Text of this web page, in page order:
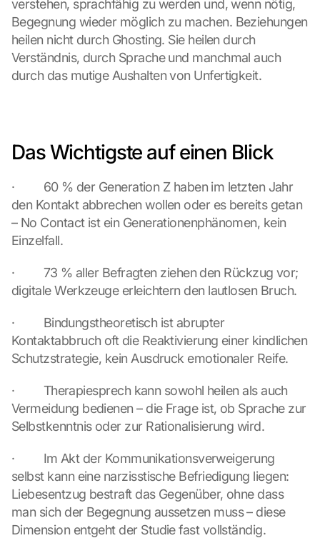
verstehen, sprachfähig zu werden und, wenn nötig,
Begegnung wieder möglich zu machen. Beziehungen
heilen nicht durch Ghosting. Sie heilen durch
Verständnis, durch Sprache und manchmal auch
durch das mutige Aushalten von Unfertigkeit.
Das Wichtigste auf einen Blick
·         60 % der Generation Z haben im letzten Jahr
den Kontakt abbrechen wollen oder es bereits getan
– No Contact ist ein Generationenphänomen, kein
Einzelfall.
·         73 % aller Befragten ziehen den Rückzug vor;
digitale Werkzeuge erleichtern den lautlosen Bruch.
·         Bindungstheoretisch ist abrupter
Kontaktabbruch oft die Reaktivierung einer kindlichen
Schutzstrategie, kein Ausdruck emotionaler Reife.
·         Therapiesprech kann sowohl heilen als auch
Vermeidung bedienen – die Frage ist, ob Sprache zur
Selbstkenntnis oder zur Rationalisierung wird.
·         Im Akt der Kommunikationsverweigerung
selbst kann eine narzisstische Befriedigung liegen:
Liebesentzug bestraft das Gegenüber, ohne dass
man sich der Begegnung aussetzen muss – diese
Dimension entgeht der Studie fast vollständig.
a
g
r
e
e
t
l
a
i
n
f
t
e
o
o
l
e
M
p
D
a
t